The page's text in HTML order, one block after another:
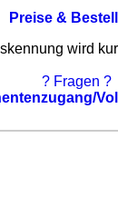
Preise &
wird
? Fragen ?